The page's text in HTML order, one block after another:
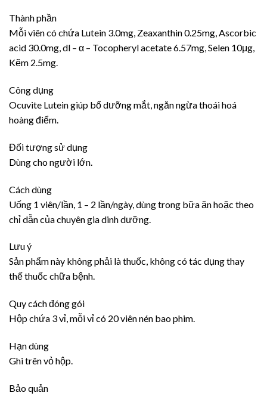
Thành phần
Mỗi viên có chứa Lutein 3.0mg, Zeaxanthin 0.25mg, Ascorbic
acid 30.0mg, dl – α – Tocopheryl acetate 6.57mg, Selen 10μg,
Kẽm 2.5mg.
Công dụng
Ocuvite Lutein giúp bổ dưỡng mắt, ngăn ngừa thoái hoá
hoàng điểm.
Đối tượng sử dụng
​Dùng cho người lớn.
Cách dùng
Uống 1 viên/lần, 1 – 2 lần/ngày, dùng trong bữa ăn hoặc theo
chỉ dẫn của chuyên gia dinh dưỡng.
Lưu ý
Sản phẩm này không phải là thuốc, không có tác dụng thay
thế thuốc chữa bệnh.
​Quy cách đóng gói
Hộp chứa 3 vỉ, mỗi vỉ có 20 viên nén bao phim.
Hạn dùng
Ghi trên vỏ hộp.
Bảo quản